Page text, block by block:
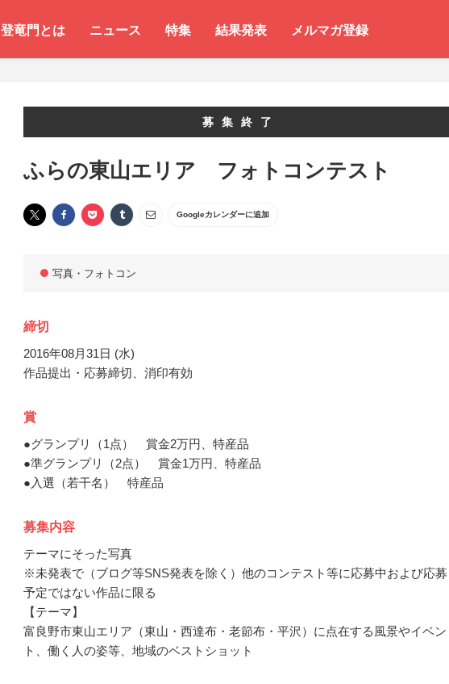
登竜門とは ニュース 特集 結果発表 メルマガ登録
募集終了
ふらの東山エリア フォトコンテスト
Googleカレンダーに追加
写真・フォトコン
締切
2016年08月31日 (水)
作品提出・応募締切、消印有効
賞
●グランプリ（1点） 賞金2万円、特産品
●準グランプリ（2点） 賞金1万円、特産品
●入選（若干名） 特産品
募集内容
テーマにそった写真
※未発表で（ブログ等SNS発表を除く）他のコンテスト等に応募中および応募
予定ではない作品に限る
【テーマ】
富良野市東山エリア（東山・西達布・老節布・平沢）に点在する風景やイベン
ト、働く人の姿等、地域のベストショット